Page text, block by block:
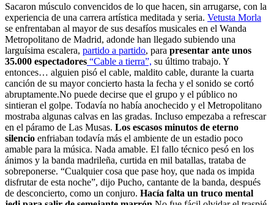
Sacaron músculo convencidos de lo que hacen, sin arrugarse, con la
experiencia de una carrera artística meditada y seria. Vetusta Morla
se enfrentaban al mayor de sus desafíos musicales en el Wanda
Metropolitano de Madrid, adonde han llegado subiendo una
larguísima escalera, partido a partido, para presentar ante unos
35.000 espectadores “Cable a tierra”, su último trabajo. Y
entonces… alguien pisó el cable, maldito cable, durante la cuarta
canción de su mayor concierto hasta la fecha y el sonido se cortó
abruptamente.No puede decirse que el grupo y el público no
sintieran el golpe. Todavía no había anochecido y el Metropolitano
mostraba algunas calvas en las gradas. Incluso empezaba a refrescar
en el páramo de Las Musas. Los escasos minutos de eterno
silencio enfriaban todavía más el ambiente de un estadio poco
amable para la música. Nada amable. El fallo técnico pesó en los
ánimos y la banda madrileña, curtida en mil batallas, trataba de
sobreponerse. “Cualquier cosa que pase hoy, que nada os impida
disfrutar de esta noche”, dijo Pucho, cantante de la banda, después
de desconcierto, como un conjuro. Hacía falta un truco mental